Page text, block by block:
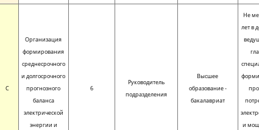
C
Организация
формирования
среднесрочного
и долгосрочного
прогнозного
баланса
электрической
энергии и
6
Руководитель
подразделения
Высшее
образование -
бакалавриат
Не
лет в
и